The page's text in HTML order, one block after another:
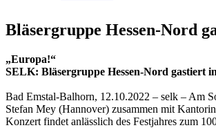
Bläsergruppe Hessen-Nord
„Europa!“
SELK: Bläsergruppe Hessen-Nord gastiert
Bad Emstal-Balhorn, 12.10.2022 – selk ‒ Am
Stefan Mey (Hannover) zusammen mit
Konzert findet anlässlich des Festjahres zum